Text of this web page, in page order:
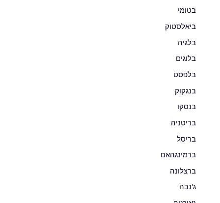
בטומי
ביאלסטוק
בלגיה
בלוגים
בלפסט
בנגקוק
בנסקו
בריטניה
בריסל
ברמינגהאם
ברצלונה
ג'נבה